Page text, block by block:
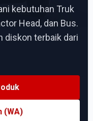
kebutuhan Truk
Head, dan Bus.
diskon terbaik dari
(WA)